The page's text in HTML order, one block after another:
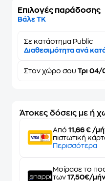
Επιλογές παράδοσης
Βάλε ΤΚ
Σε κατάστημα Public
Διαθεσιμότητα ανά
Στον χώρο σου Τρι 04/
Άτοκες δόσεις με ή
Από 11,66 € /
πιστωτική
Περισσότερα
Μοίρασε το
των 17,50€/